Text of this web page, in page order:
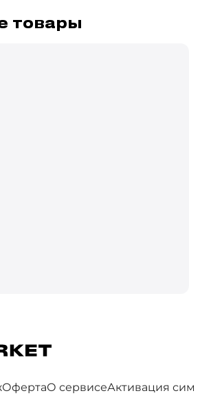
товары
ОфертаО сервисеАктивация сим